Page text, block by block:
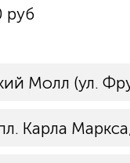
руб
Молл (ул.
Карла